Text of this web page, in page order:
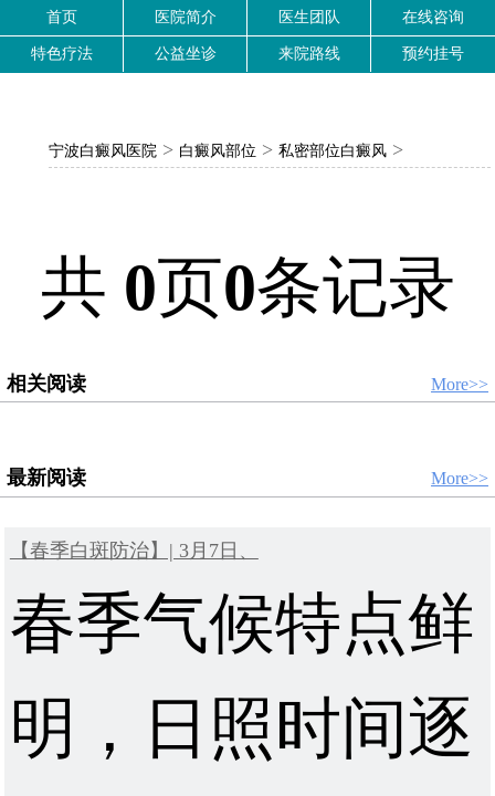
首页 医院简介 医生团队 在线咨询
特色疗法 公益坐诊 来院路线 预约挂号
宁波白癜风医院 > 白癜风部位 >私密部位白癜风 >
共 0页0条记录
相关阅读 More>>
最新阅读 More>>
【春季白斑防治】| 3月7日、
春季气候特点鲜
明，日照时间逐